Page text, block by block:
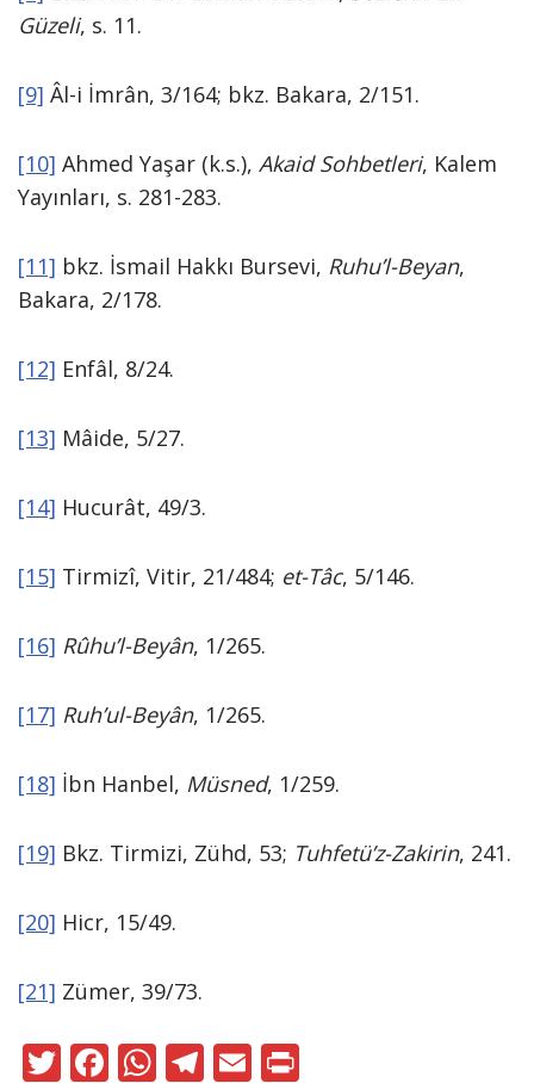
Güzeli, s. 11.
[9] Âl-i İmrân, 3/164; bkz. Bakara, 2/151.
[10] Ahmed Yaşar (k.s.), Akaid Sohbetleri, Kalem
Yayınları, s. 281-283.
[11] bkz. İsmail Hakkı Bursevi, Ruhu’l-Beyan,
Bakara, 2/178.
[12] Enfâl, 8/24.
[13] Mâide, 5/27.
[14] Hucurât, 49/3.
[15] Tirmizî, Vitir, 21/484; et-Tâc, 5/146.
[16] Rûhu’l-Beyân, 1/265.
[17] Ruh’ul-Beyân, 1/265.
[18] İbn Hanbel, Müsned, 1/259.
[19] Bkz. Tirmizi, Zühd, 53; Tuhfetü’z-Zakirin, 241.
[20] Hicr, 15/49.
[21] Zümer, 39/73.
T F W T E